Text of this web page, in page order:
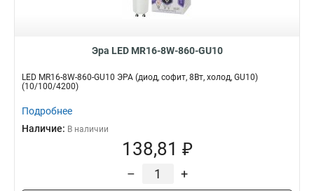
Эра LED MR16-8W-860-GU10
LED MR16-8W-860-GU10 ЭРА (диод, софит, 8Вт, холод, GU10)
(10/100/4200)
Подробнее
Наличие: В наличии
138,81 ₽
– +